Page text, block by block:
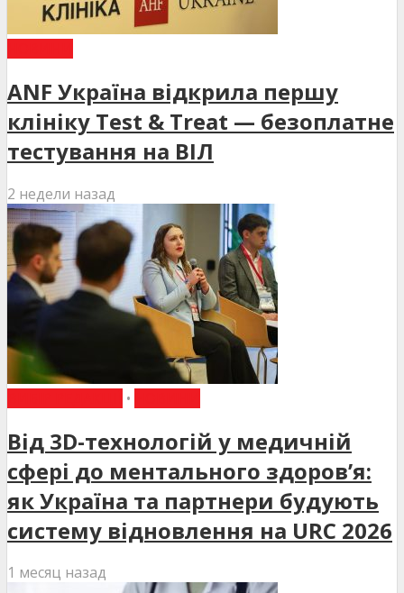
ANF Україна відкрила першу
клініку Test & Treat — безоплатне
тестування на ВІЛ
2 недели назад
•
Від 3D-технологій у медичній
сфері до ментального здоров’я:
як Україна та партнери будують
систему відновлення на URC 2026
1 месяц назад